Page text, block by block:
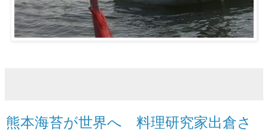
熊本海苔が世界へ 料理研究家出倉さ